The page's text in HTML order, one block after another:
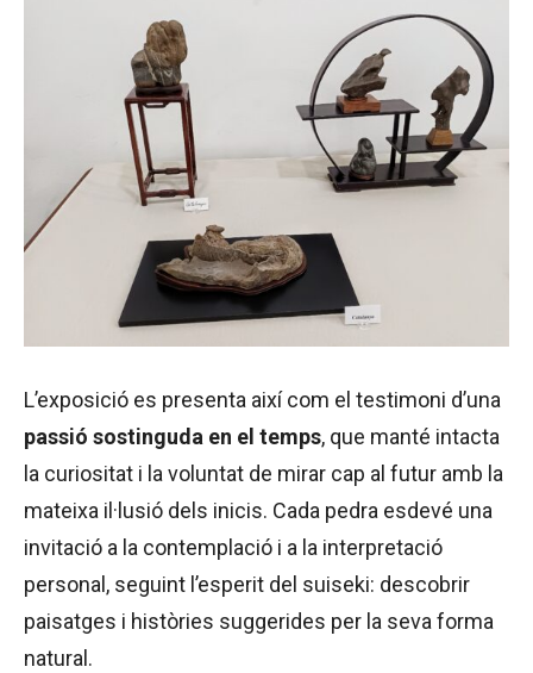
L’exposició es presenta així com el testimoni d’una
passió sostinguda en el temps, que manté intacta
la curiositat i la voluntat de mirar cap al futur amb la
mateixa il·lusió dels inicis. Cada pedra esdevé una
invitació a la contemplació i a la interpretació
personal, seguint l’esperit del suiseki: descobrir
paisatges i històries suggerides per la seva forma
natural.